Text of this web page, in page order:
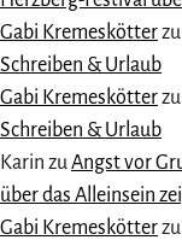
Gabi Kremeskötterzu
Schreiben & Urlaub
Gabi Kremeskötterzu
Schreiben & Urlaub
Karin zuAngst vor
über das Alleinsein
Gabi Kremeskötterzu